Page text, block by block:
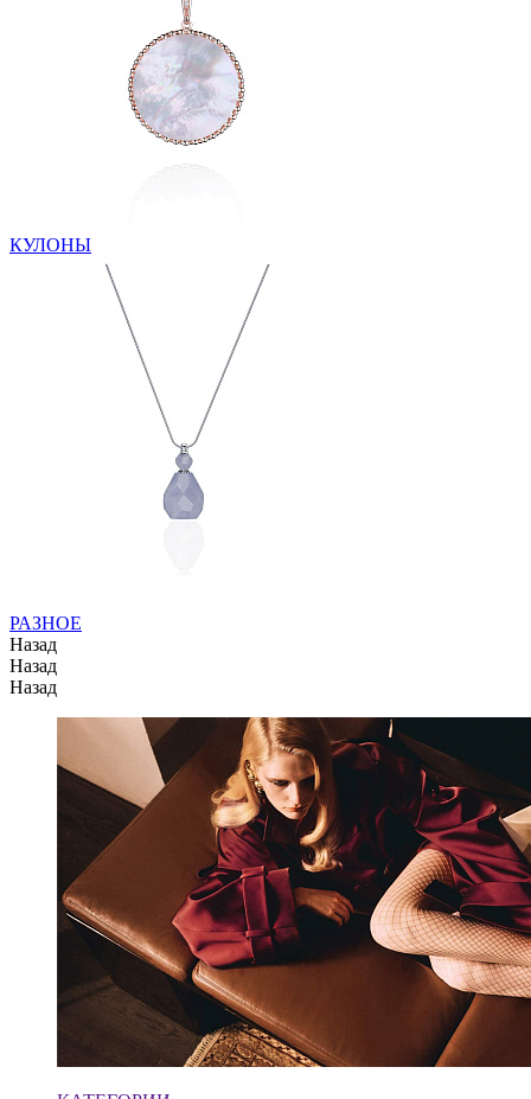
КУЛОНЫ
РАЗНОЕ
Назад
Назад
Назад